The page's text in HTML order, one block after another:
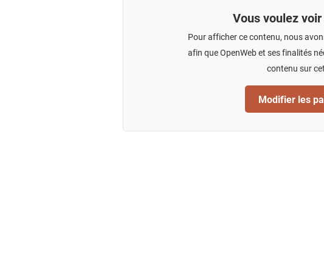
Vous voulez
Pour afficher ce contenu, nous
afin que OpenWeb et ses finalités
contenu sur
Modifier les